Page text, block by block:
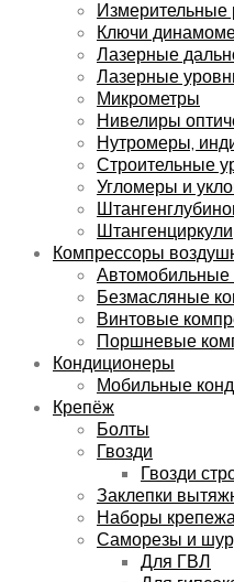
Измерительные
Ключи
Лазерные
Лазерные
Микрометры
Нивелиры
Нутромеры,
Строительные
Угломеры и
Штангенциркули
Компрессоры
Автомобильные
Безмасляные
Винтовые
Поршневые
Кондиционеры
Мобильные
Крепёж
Болты
Гвозди
Гвозди
Заклепки
Наборы крепежа
Саморезы и
Для ГВЛ